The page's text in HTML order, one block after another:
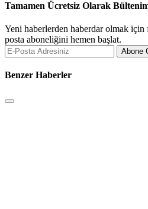
Tamamen Ücretsiz Olarak
Yeni haberlerden haberdar olmak için
posta aboneliğini hemen başlat.
Abone
Benzer Haberler